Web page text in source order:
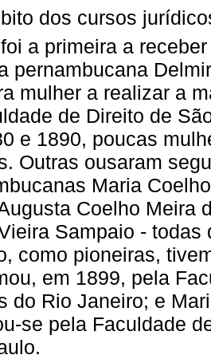
dos cursos
a primeira a
pernambucana
mulher a realizar a
de Direito de
e 1890, poucas
Outras ousaram
Maria
Coelho Meira
Sampaio -
como pioneiras,
em 1899, pela
do Rio Janeiro; e
se pela Faculdade